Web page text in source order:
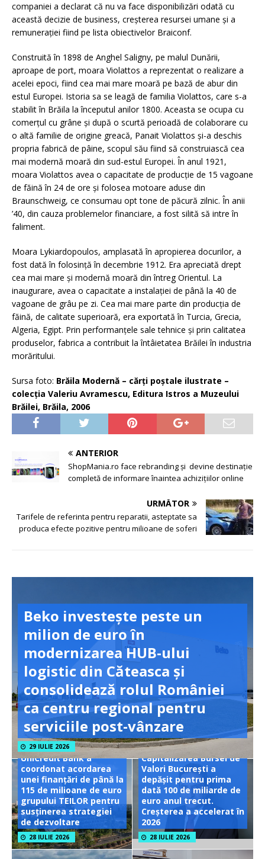
companiei a declarat că nu va face disponibilizări odată cu
această decizie de business, creșterea resursei umane și a
remunerației fiind pe lista obiectivelor Braiconf.
Construită în 1898 de Anghel Saligny, pe malul Dunării,
aproape de port, moara Violattos a reprezentat o realizare a
acelei epoci, fiind cea mai mare moară pe bază de abur din
estul Europei. Istoria sa se leagă de familia Violattos, care s-a
stabilit în Brăila la începutul anilor 1800. Aceasta se ocupa cu
comerțul cu grâne și după o scurtă perioadă de colaborare cu
o altă familie de origine greacă, Panait Violattos și-a deschis
propria fabrică de pâine, scopul său fiind să construiască cea
mai modernă moară din sud-estul Europei. În anul 1921,
moara Violattos avea o capacitate de producție de 15 vagoane
de făină în 24 de ore și folosea motoare aduse din
Braunschweig, ce consumau opt tone de păcură zilnic. În anii
’40, din cauza problemelor financiare, a fost silită să intre în
faliment.
Moara Lykiardopoulos, amplasată în apropierea docurilor, a
fost dată în folosinţă în decembrie 1912. Era apreciată drept
cea mai mare şi modernă moară din întreg Orientul. La
inaugurare, avea o capacitate a instalaţiei de până la 40 de
vagoane de grâu pe zi. Cea mai mare parte din producţia de
făină, de calitate superioară, era exportată în Turcia, Grecia,
Algeria, Egipt. Prin performanţele sale tehnice şi prin calitatea
produselor, fabrica a contribuit la întâietatea Brăilei în industria
morăritului.
Sursa foto: Brăila Modernă – cărţi poştale ilustrate –
colecția Valeriu Avramescu, Editura Istros a Muzeului
Brăilei, Brăila, 2006
ANTERIOR
ShopMania.ro face rebranding și devine destinație
completă de informare înaintea achizițiilor online
URMĂTOR
Tarifele de referinta pentru reparatii, asteptate sa
produca efecte pozitive pentru milioane de soferi
Beko investește peste un
milion de euro în
modernizarea HUB-ului
logistic din Căteasca și
consolidează rolul României
ca centru regional pentru
serviciile post-vânzare
29 IULIE 2026
UniCredit Bank a
coordonat acordarea
unei finanțări de până la
115 de milioane de euro
grupului TEILOR pentru
susținerea strategiei
de dezvoltare
28 IULIE 2026
Capitalizarea Bursei de
Valori București a
depășit pentru prima
dată 100 de miliarde de
euro anul trecut.
Creșterea a accelerat în
2026
28 IULIE 2026